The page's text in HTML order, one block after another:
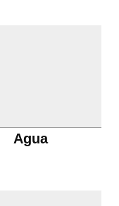
Agua